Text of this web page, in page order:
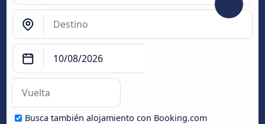
Busca también alojamiento con Booking.com